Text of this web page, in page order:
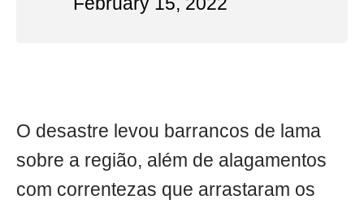
O desastre levou barrancos de lama
sobre a região, além de alagamentos
com correntezas que arrastaram os